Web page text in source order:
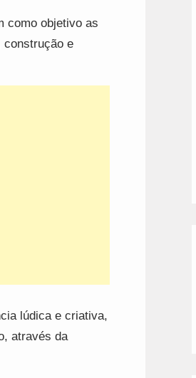
como objetivo as
construção e
lúdica e criativa,
através da